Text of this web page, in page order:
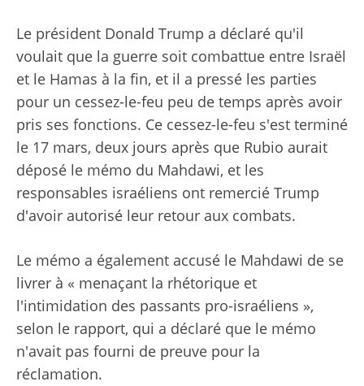
Le président Donald Trump a déclaré qu'il
voulait que la guerre soit combattue entre Israël
et le Hamas à la fin, et il a pressé les parties
pour un cessez-le-feu peu de temps après avoir
pris ses fonctions. Ce cessez-le-feu s'est terminé
le 17 mars, deux jours après que Rubio aurait
déposé le mémo du Mahdawi, et les
responsables israéliens ont remercié Trump
d'avoir autorisé leur retour aux combats.
Le mémo a également accusé le Mahdawi de se
livrer à « menaçant la rhétorique et
l'intimidation des passants pro-israéliens »,
selon le rapport, qui a déclaré que le mémo
n'avait pas fourni de preuve pour la
réclamation.